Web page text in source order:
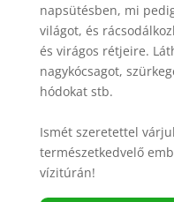
napsütésben, mi
világot, és
és virágos rétjeire.
nagykócsagot,
hódokat stb.
Ismét szeretettel
természetkedvelő
vízitúrán!